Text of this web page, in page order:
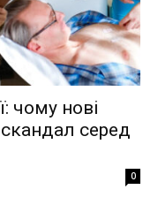
чому нові
серед
0